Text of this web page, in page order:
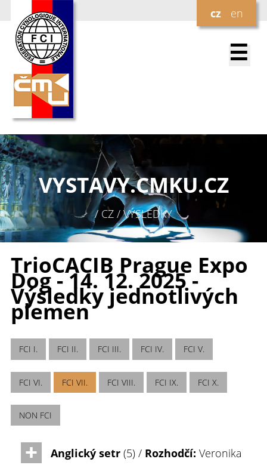
cz en
☰
VYSTAVY.CMKU.CZ
/ CZ / VÝSLEDKY
TrioCACIB Prague Expo
Dog - 14. 12. 2025 -
Výsledky jednotlivých
plemen
FCI I. FCI II. FCI III. FCI IV. FCI V.
FCI VI. FCI VII. FCI VIII. FCI IX. FCI X.
NON FCI
Anglický setr (5) / Rozhodčí: Veronika